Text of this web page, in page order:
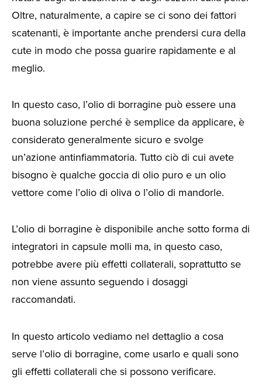
Oltre, naturalmente, a capire se ci sono dei fattori
scatenanti, è importante anche prendersi cura della
cute in modo che possa guarire rapidamente e al
meglio.
In questo caso, l’olio di borragine può essere una
buona soluzione perché è semplice da applicare, è
considerato generalmente sicuro e svolge
un’azione antinfiammatoria. Tutto ciò di cui avete
bisogno è qualche goccia di olio puro e un olio
vettore come l’olio di oliva o l’olio di mandorle.
L’olio di borragine è disponibile anche sotto forma di
integratori in capsule molli ma, in questo caso,
potrebbe avere più effetti collaterali, soprattutto se
non viene assunto seguendo i dosaggi
raccomandati.
In questo articolo vediamo nel dettaglio a cosa
serve l’olio di borragine, come usarlo e quali sono
gli effetti collaterali che si possono verificare.